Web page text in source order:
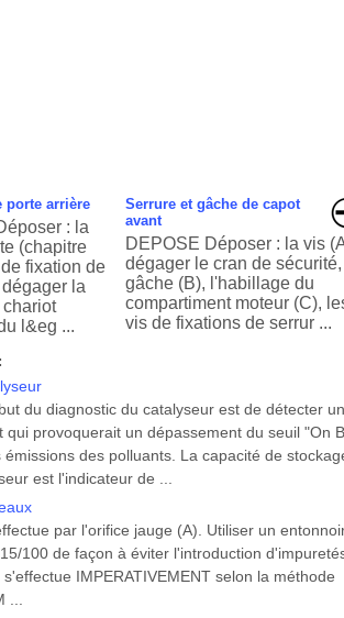
porte arrière
: la
(chapitre
fixation de
la
l&eg ...
Serrure et gâche de capot
avant
DEPOSE Déposer : la vis
dégager le cran de
gâche (B), l'habillage du
compartiment moteur (C),
vis de fixations de serrur ...
du diagnostic du catalyseur est de détecter un
qui provoquerait un dépassement du seuil "On
émissions des polluants. La capacité de
est l'indicateur de ...
par l'orifice jauge (A). Utiliser un
100 de façon à éviter l'introduction
IMPERATIVEMENT selon la méthode